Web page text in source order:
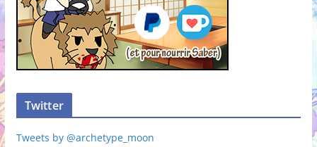
Twitter
Tweets by @archetype_moon